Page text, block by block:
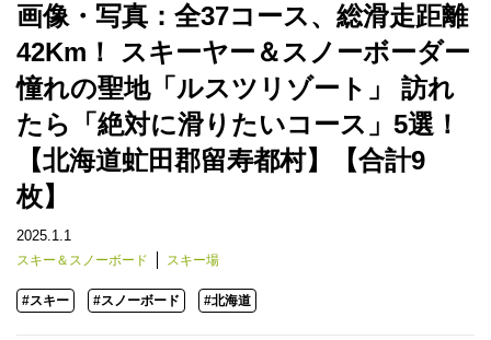
画像・写真：全37コース、総滑走距離
42Km！ スキーヤー＆スノーボーダー
憧れの聖地「ルスツリゾート」 訪れ
たら「絶対に滑りたいコース」5選！
【北海道虻田郡留寿都村】【合計9
枚】
2025.1.1
スキー＆スノーボード スキー場
#スキー #スノーボード #北海道